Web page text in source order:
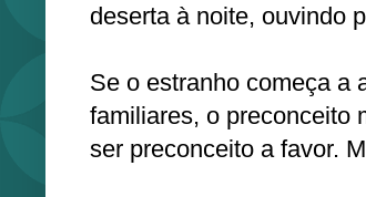
deserta à noite, ouvindo
Se o estranho começa a
familiares, o preconceito
ser preconceito a favor.